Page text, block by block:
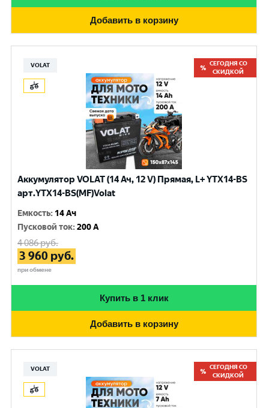
Добавить в корзину
VOLAT
СЕГОДНЯ СО
СКИДКОЙ
Аккумулятор VOLAT (14 Ач, 12 V) Прямая, L+ YTX14-BS
арт.YTX14-BS(MF)Volat
Емкость: 14 Ач
Пусковой ток:200 A
4 086руб.
3 960 руб.
при обмене
Купить в 1 клик
Добавить в корзину
VOLAT
СЕГОДНЯ СО
СКИДКОЙ